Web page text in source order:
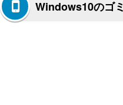
Windows10のゴ